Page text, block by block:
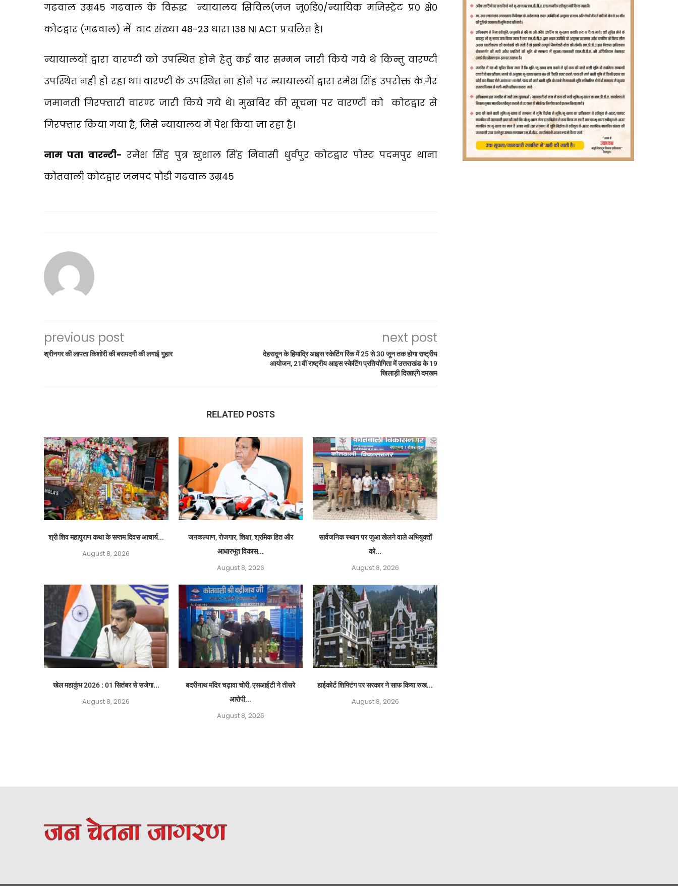
गढवाल उम्र45 गढवाल के विरूद्ध न्यायालय सिविल(जज जू0डि0/न्यायिक मजिस्ट्रेट प्र0 क्षे0
कोटद्वार (गढवाल) में वाद संख्या 48-23 धारा 138 NI ACT प्रचलित है।
न्यायालयों द्वारा वारण्टी को उपस्थित होने हेतु कई बार सम्मन जारी किये गये थे किन्तु वारण्टी
उपस्थित नही हो रहा था। वारण्टी के उपस्थित ना होने पर न्यायालयों द्वारा रमेश सिंह उपरोक्त के.गैर
जमानती गिरफ्तारी वारण्ट जारी किये गये थे। मुखबिर की सूचना पर वारण्टी को कोटद्वार से
गिरफ्तार किया गया है, जिसे न्यायालय में पेश किया जा रहा है।
नाम पता वारन्टी- रमेश सिंह पुत्र खुशाल सिंह निवासी धुर्वपुर कोटद्वार पोस्ट पदमपुर थाना
कोतवाली कोटद्वार जनपद पौडी गढवाल उम्र45
previous post
श्रीनगर की लापता किशोरी की बरामदगी की लगाई गुहार
next post
देहरादून के हिमाद्रि आइस स्केटिंग रिंक में 25 से 30 जून तक होगा राष्ट्रीय
आयोजन, 21वीं राष्ट्रीय आइस स्केटिंग प्रतियोगिता में उत्तराखंड के 19
खिलाड़ी दिखाएंगे दमखम
RELATED POSTS
श्री शिव महापुराण कथा के सप्तम दिवस आचार्य...
August 8, 2026
जनकल्याण, रोजगार, शिक्षा, श्रमिक हित और
आधारभूत विकास...
August 8, 2026
सार्वजनिक स्थान पर जुआ खेलने वाले अभियुक्तों
को...
August 8, 2026
खेल महाकुंभ 2026 : 01 सितंबर से सजेगा...
August 8, 2026
बदरीनाथ मंदिर चढ़ावा चोरी, एसआईटी ने तीसरे
आरोपी...
August 8, 2026
हाईकोर्ट शिफ्टिंग पर सरकार ने साफ किया रुख...
August 8, 2026